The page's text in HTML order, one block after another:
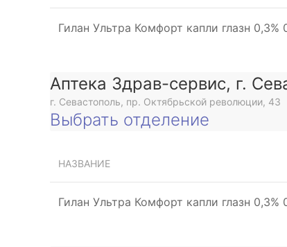
Гилан Ультра Комфорт капли глазн
Аптека Здрав-сервис, г.
г. Севастополь, пр. Октябрьской революции, 43
Выбрать отделение
НАЗВАНИЕ
Гилан Ультра Комфорт капли глазн